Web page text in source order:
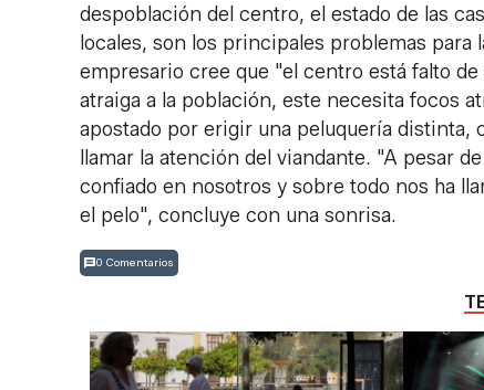
despoblación del centro, el estado de las
locales, son los principales problemas
empresario cree que "el centro está falto
atraiga a la población, este necesita focos
apostado por erigir una peluquería distinta,
llamar la atención del viandante. "A pesar
confiado en nosotros y sobre todo nos ha
el pelo", concluye con una sonrisa.
0 Comentarios